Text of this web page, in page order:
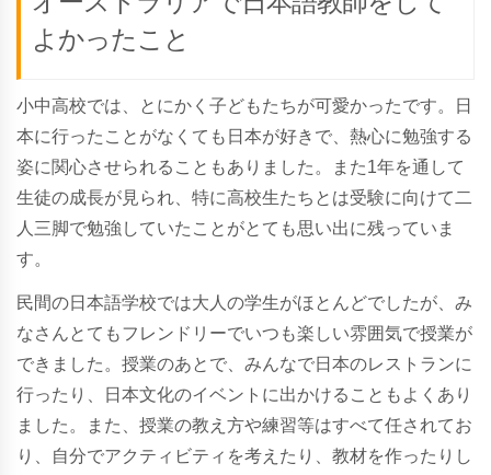
よかったこと
小中高校では、とにかく子どもたちが可愛かったです。日
本に行ったことがなくても日本が好きで、熱心に勉強する
姿に関心させられることもありました。また1年を通して
生徒の成長が見られ、特に高校生たちとは受験に向けて二
人三脚で勉強していたことがとても思い出に残っていま
す。
民間の日本語学校では大人の学生がほとんどでしたが、み
なさんとてもフレンドリーでいつも楽しい雰囲気で授業が
できました。授業のあとで、みんなで日本のレストランに
行ったり、日本文化のイベントに出かけることもよくあり
ました。また、授業の教え方や練習等はすべて任されてお
り、自分でアクティビティを考えたり、教材を作ったりし